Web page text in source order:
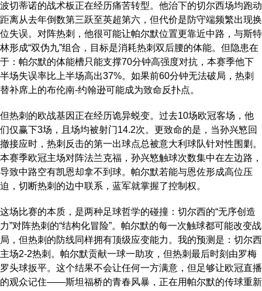
波切蒂诺的战术板正在经历痛苦转型。他治下的切尔西场均跑动
距离从去年倒数第三跃至英超第六，但代价是防守端频繁出现换
位失误。对阵热刺，他很可能让帕尔默位置更靠近中路，与斯特
林形成“双伪九”组合，目标是消耗热刺双后腰的体能。但隐患在
于：帕尔默的体能槽只能支撑70分钟高强度对抗，本赛季他下
半场失误率比上半场高出37%。如果前60分钟无法破局，热刺
替补席上的布伦南-约翰逊可能成为致命反扑点。
但热刺的欧战基因正在经历诡异蜕变。过去10场欧冠客场，他
们仅赢下3场，且场均被射门14.2次。更致命的是，当孙兴慜回
撤接应时，热刺反击的第一出球点总被意大利球队针对性围剿。
本赛季欧冠主场对阵法兰克福，孙兴慜触球次数集中在左边路，
导致中路空有凯恩却拿不到球。帕尔默若能与恩佐形成高位压
迫，切断热刺的边中联系，蓝军就掌握了控制权。
这场比赛的本质，是两种足球哲学的碰撞：切尔西的“无序创造
力”对阵热刺的“结构化冒险”。帕尔默的每一次触球都可能改变战
局，但热刺的防线同样拥有顶级应变能力。我的预测是：切尔西
主场2-2热刺。帕尔默贡献一球一助攻，但热刺最后时刻由罗梅
罗头球扳平。这个结果不会让任何一方满意，但足够让欧冠直播
的观众记住——斯坦福桥的青春风暴，正在用帕尔默的传球重新